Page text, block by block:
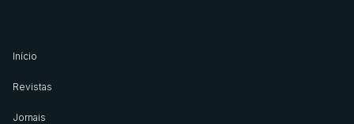
Início
Revistas
Jornais